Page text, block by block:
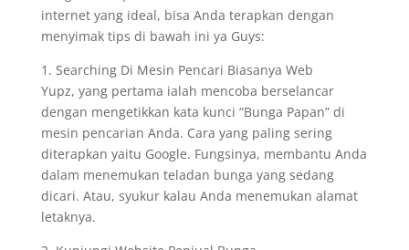
internet yang ideal, bisa Anda terapkan dengan
menyimak tips di bawah ini ya Guys:
1. Searching Di Mesin Pencari Biasanya Web
Yupz, yang pertama ialah mencoba berselancar
dengan mengetikkan kata kunci “Bunga Papan” di
mesin pencarian Anda. Cara yang paling sering
diterapkan yaitu Google. Fungsinya, membantu Anda
dalam menemukan teladan bunga yang sedang
dicari. Atau, syukur kalau Anda menemukan alamat
letaknya.